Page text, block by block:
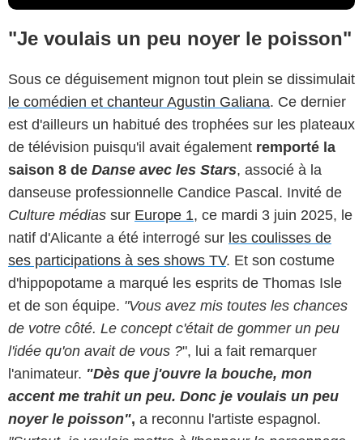
"Je voulais un peu noyer le poisson"
Sous ce déguisement mignon tout plein se dissimulait
le comédien et chanteur Agustin Galiana. Ce dernier
est d'ailleurs un habitué des trophées sur les plateaux
de télévision puisqu'il avait également remporté la
saison 8 de Danse avec les Stars, associé à la
danseuse professionnelle Candice Pascal. Invité de
Culture médias sur Europe 1, ce mardi 3 juin 2025, le
natif d'Alicante a été interrogé sur les coulisses de
ses participations à ses shows TV. Et son costume
d'hippopotame a marqué les esprits de Thomas Isle
et de son équipe. "Vous avez mis toutes les chances
de votre côté. Le concept c'était de gommer un peu
l'idée qu'on avait de vous ?", lui a fait remarquer
l'animateur. "Dès que j'ouvre la bouche, mon
accent me trahit un peu. Donc je voulais un peu
noyer le poisson", a reconnu l'artiste espagnol.